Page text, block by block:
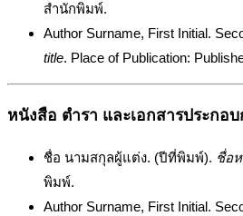
สำนักพิมพ์.
Author Surname, First Initial.
title. Place of Publication:
หนังสือ ตำรา และเอกสารประกอ
ชื่อ นามสกุลผู้แต่ง. (ปีที่พิมพ์). ชื่อ
พิมพ์.
Author Surname, First Initial.